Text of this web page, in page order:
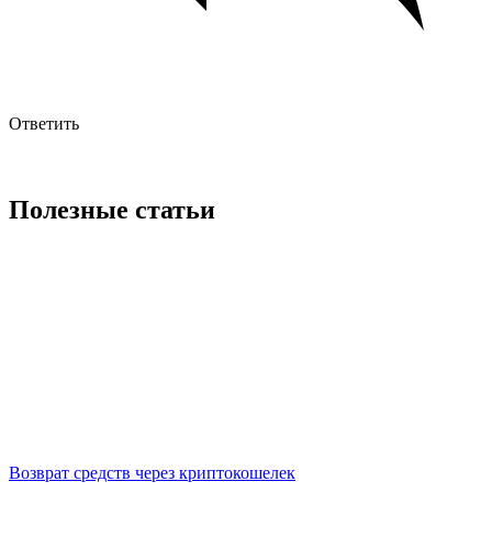
Ответить
Полезные статьи
Возврат средств через криптокошелек